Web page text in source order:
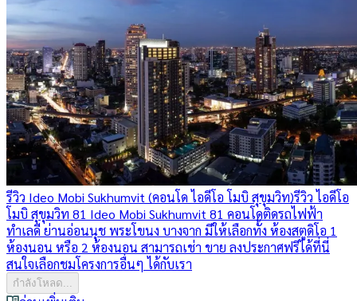
รีวิว Ideo Mobi Sukhumvit (คอนโด ไอดีโอ โมบิ สุขุมวิท)รีวิว ไอดีโอ
โมบิ สุขุมวิท 81 Ideo Mobi Sukhumvit 81 คอนโดติดรถไฟฟ้า
ทำเลดี ย่านอ่อนนุช พระโขนง บางจาก มีให้เลือกทั้ง ห้องสตูดิโอ 1
ห้องนอน หรือ 2 ห้องนอน สามารถเช่า ขาย ลงประกาศฟรีได้ที่นี่
สนใจเลือกชมโครงการอื่นๆ ได้กับเรา
กำลังโหลด...